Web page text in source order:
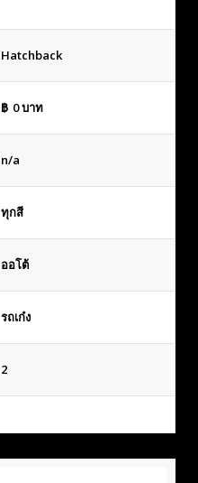
Hatchback
฿ 0บาท
n/a
ทุกสี
ออโต้
รถเก๋ง
2